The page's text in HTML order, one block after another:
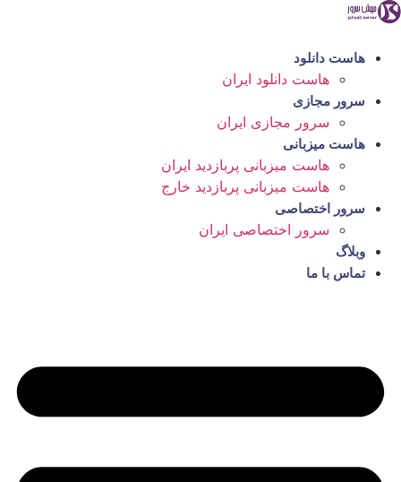
پرش
محتوا
هاست دانلود
هاست دانلود ایران
سرور مجازی
سرور مجازی ایران
هاست میزبانی
هاست میزبانی پربازدید ایران
هاست میزبانی پربازدید خارج
سرور اختصاصی
سرور اختصاصی ایران
وبلاگ
تماس با ما